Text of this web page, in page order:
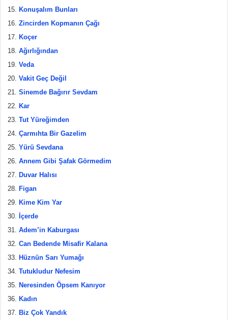
Konuşalım Bunları
Zincirden Kopmanın Çağı
Koçer
Ağırlığından
Veda
Vakit Geç Değil
Sinemde Bağırır Sevdam
Kar
Tut Yüreğimden
Çarmıhta Bir Gazelim
Yürü Sevdana
Annem Gibi Şafak Görmedim
Duvar Halısı
Figan
Kime Kim Yar
İçerde
Adem’in Kaburgası
Can Bedende Misafir Kalana
Hüznün Sarı Yumağı
Tutukludur Nefesim
Neresinden Öpsem Kanıyor
Kadın
Biz Çok Yandık